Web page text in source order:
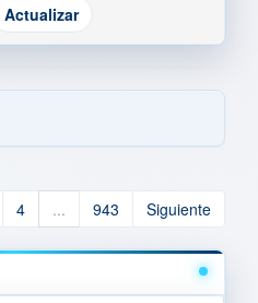
4 ... 943 Siguiente